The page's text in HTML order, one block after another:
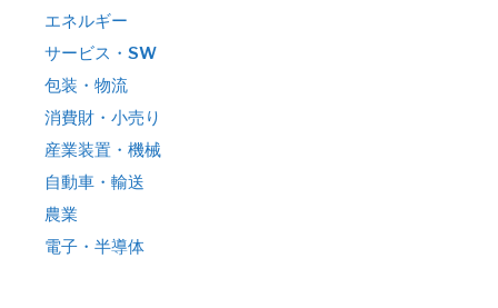
エネルギー
サービス・SW
包装・物流
消費財・小売り
産業装置・機械
自動車・輸送
農業
電子・半導体